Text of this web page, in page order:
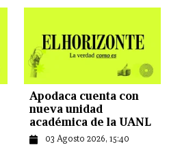
Apodaca cuenta con
nueva unidad
académica de la UANL
03 Agosto 2026, 15:40